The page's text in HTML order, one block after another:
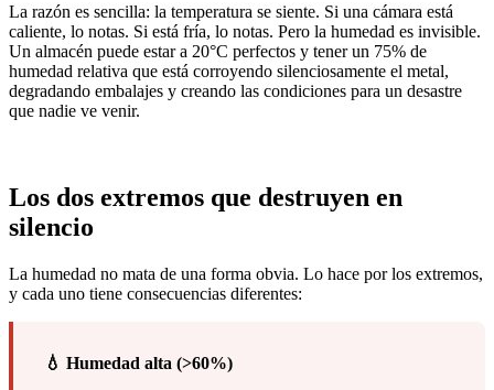
La razón es sencilla: la temperatura se siente. Si una cámara está
caliente, lo notas. Si está fría, lo notas. Pero la humedad es invisible.
Un almacén puede estar a 20°C perfectos y tener un 75% de
humedad relativa que está corroyendo silenciosamente el metal,
degradando embalajes y creando las condiciones para un desastre
que nadie ve venir.
Los dos extremos que destruyen en
silencio
La humedad no mata de una forma obvia. Lo hace por los extremos,
y cada uno tiene consecuencias diferentes:
💧 Humedad alta (>60%)